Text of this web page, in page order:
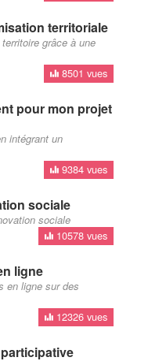
territoriale
grâce à une
8501 vues
pour mon projet
intégrant un
9384 vues
sociale
sociale
10578 vues
ligne
en ligne sur des
12326 vues